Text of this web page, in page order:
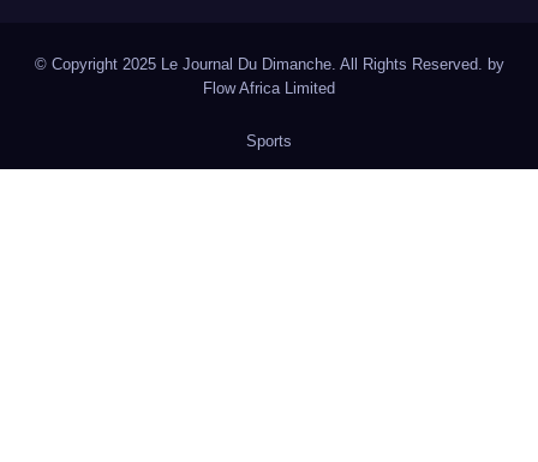
© Copyright 2025 Le Journal Du Dimanche. All Rights Reserved. by
Flow Africa Limited
Sports